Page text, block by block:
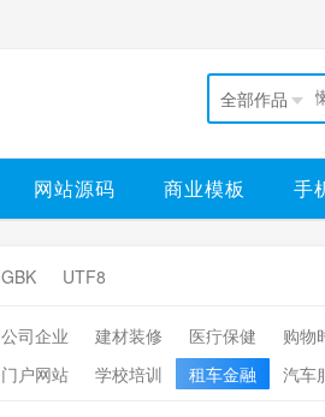
全部作品
网站源码 商业模板 手
GBK UTF8
公司企业 建材装修 医疔保健 购物
门户网站 学校培训 租车金融 汽车